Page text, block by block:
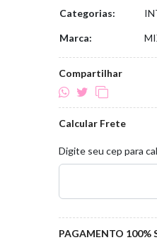
Categorias:
Marca:
Compartilhar
Calcular Frete
Digite seu cep para
PAGAMENTO 100%